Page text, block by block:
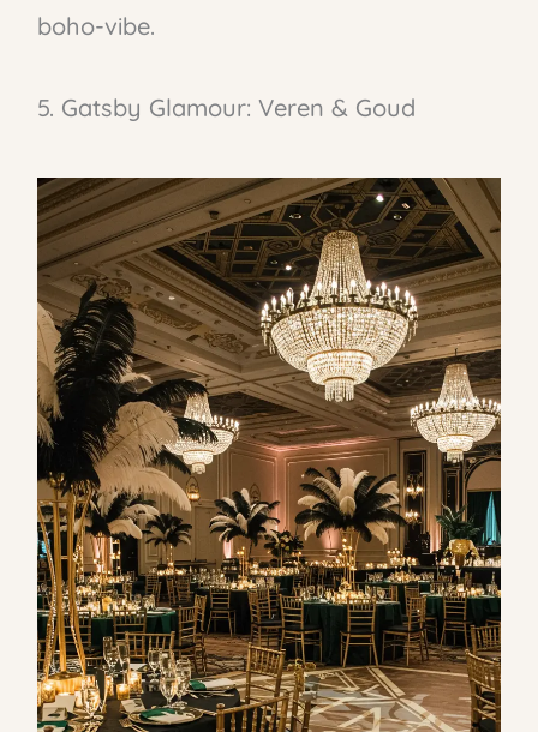
boho-vibe.
5. Gatsby Glamour: Veren & Goud